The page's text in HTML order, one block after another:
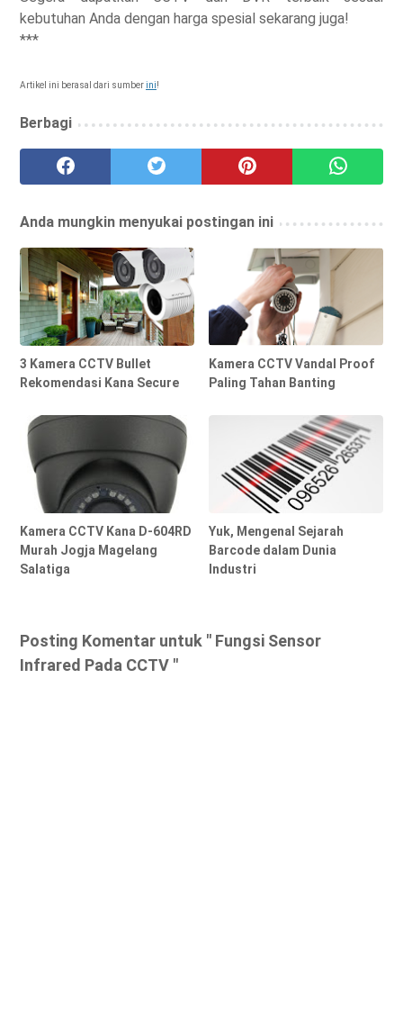
kebutuhan Anda dengan harga spesial sekarang juga!
***
Artikel ini berasal dari sumberini!
Berbagi
Anda mungkin menyukai postingan ini
3 Kamera CCTV Bullet
Rekomendasi Kana Secure
Kamera CCTV Vandal Proof
Paling Tahan Banting
Kamera CCTV Kana D-604RD
Murah Jogja Magelang
Salatiga
Yuk, Mengenal Sejarah
Barcode dalam Dunia
Industri
Posting Komentar untuk " Fungsi Sensor
Infrared Pada CCTV "